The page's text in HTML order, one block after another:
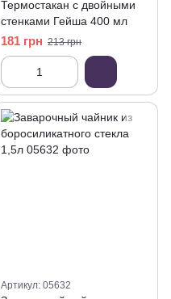
Термостакан с двойными
стенками Гейша 400 мл
181 грн 213 грн
Артикул: 05632